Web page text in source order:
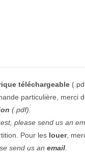
téléchargeable
particulière, merci
(.pdf).
please send us an
Pour les louer,
send us an email